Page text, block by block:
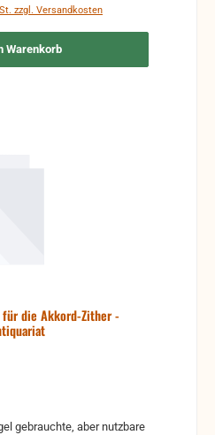
zzgl. Versandkosten
Warenkorb
die Akkord-Zither -